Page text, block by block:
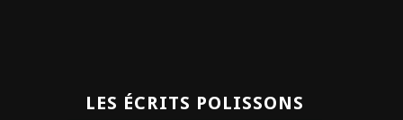
LES ÉCRITS POLISSONS